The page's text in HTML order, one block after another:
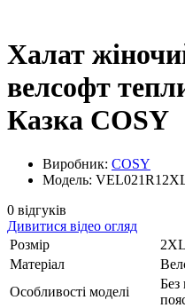
Халат
велсофт
Казка COSY
Виробник: COSY
Модель:
0 відгуків
Дивитися відео огляд
Розмір
Матеріал
Особливості моделі